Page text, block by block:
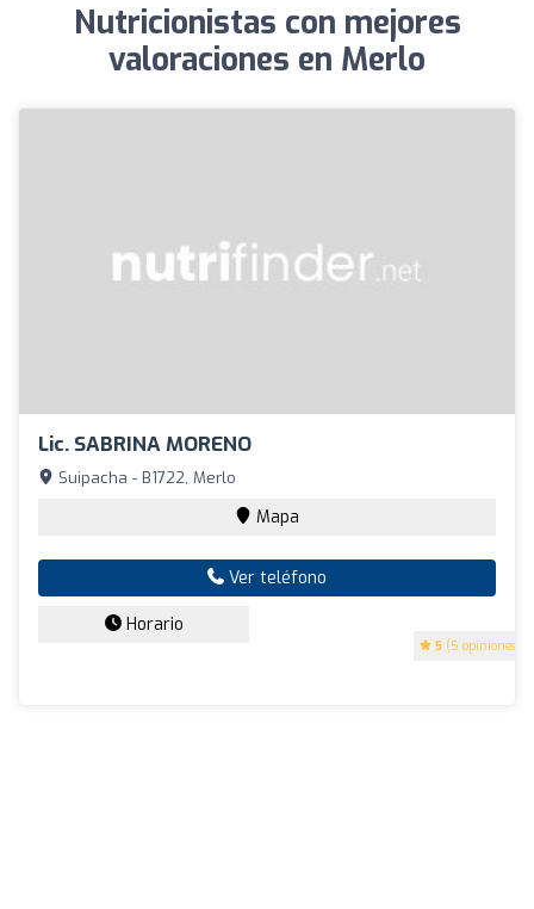
Nutricionistas con mejores
valoraciones en Merlo
Lic. SABRINA MORENO
5 (5 opiniones)
Suipacha - B1722, Merlo
Mapa
Ver teléfono
Horario